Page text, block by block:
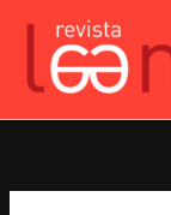
contenido